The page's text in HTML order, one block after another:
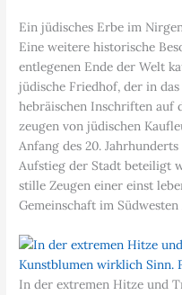
Ein jüdisches Erbe im
Eine weitere historische
entlegenen Ende der Welt
jüdische Friedhof, der in
hebräischen Inschriften auf
zeugen von jüdischen
Anfang des 20.
Aufstieg der Stadt beteiligt
stille Zeugen einer einst
Gemeinschaft im
In der extremen Hitze und